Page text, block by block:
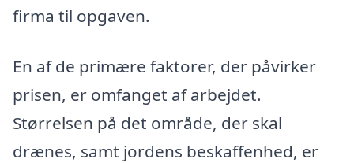
firma til opgaven.
En af de primære faktorer, der påvirker
prisen, er omfanget af arbejdet.
Størrelsen på det område, der skal
drænes, samt jordens beskaffenhed, er